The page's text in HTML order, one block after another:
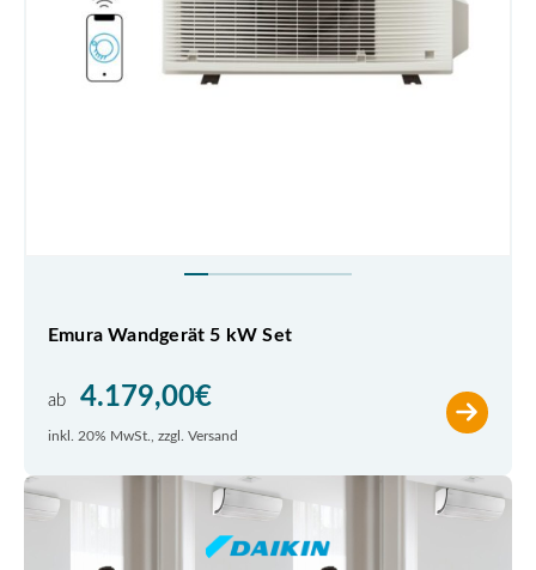
Emura Wandgerät 5 kW Set
ab 4.179,00€
inkl. 20% MwSt., zzgl. Versand